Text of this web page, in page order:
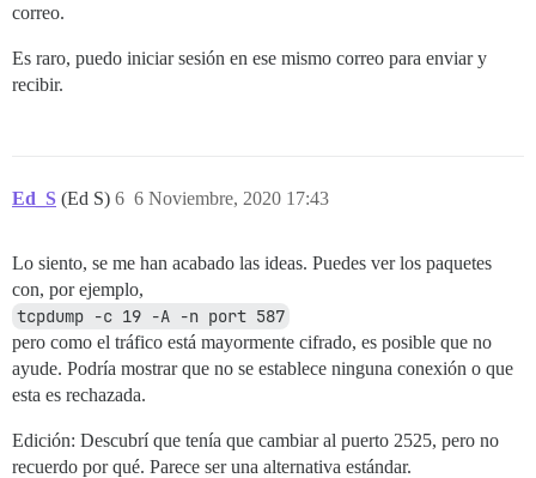
correo.
Es raro, puedo iniciar sesión en ese mismo correo para enviar y
recibir.
Ed_S (Ed S) 6 Noviembre, 2020 17:43
6
Lo siento, se me han acabado las ideas. Puedes ver los paquetes
con, por ejemplo,
tcpdump -c 19 -A -n port 587
pero como el tráfico está mayormente cifrado, es posible que no
ayude. Podría mostrar que no se establece ninguna conexión o que
esta es rechazada.
Edición: Descubrí que tenía que cambiar al puerto 2525, pero no
recuerdo por qué. Parece ser una alternativa estándar.